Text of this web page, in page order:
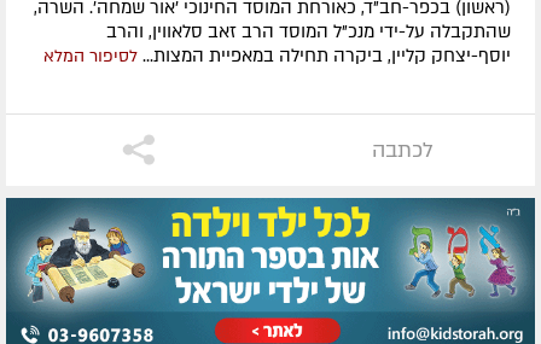
(ראשון) בכפר-חב"ד, כאורחת המוסד החינוכי 'אור שמחה'. השרה,
שהתקבלה על-ידי מנכ"ל המוסד הרב זאב סלאווין‬, והרב
יוסף-יצחק קליין, ביקרה תחילה במאפיית המצות... לסיפור המלא
לכתבה